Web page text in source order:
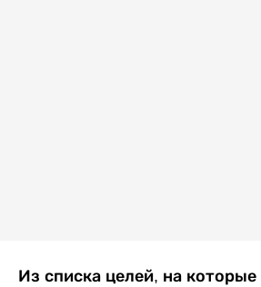
Из списка целей, на которые